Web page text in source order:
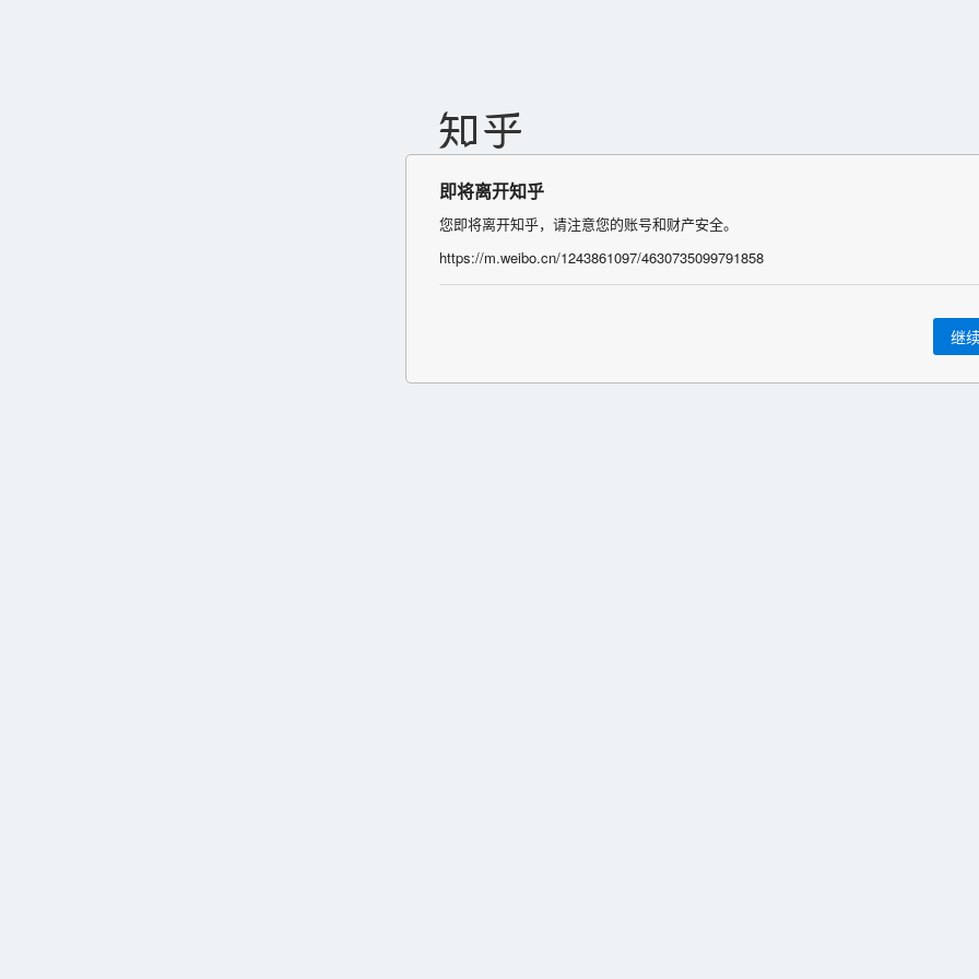
即将离开知乎
您即将离开知乎，请注意您的账号和财产安全。
https://m.weibo.cn/1243861097/4630735099791858
继